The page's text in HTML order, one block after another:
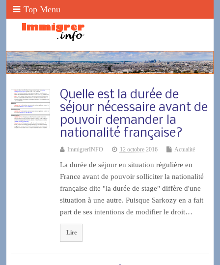
Top Menu
Quelle est la durée de
séjour nécessaire avant de
pouvoir demander la
nationalité française?
ImmigrerINFO 12 octobre 2016 Actualité
La durée de séjour en situation régulière en
France avant de pouvoir solliciter la nationalité
française dite "la durée de stage" diffère d'une
situation à une autre. Puisque Sarkozy en a fait
part de ses intentions de modifier le droit…
Lire